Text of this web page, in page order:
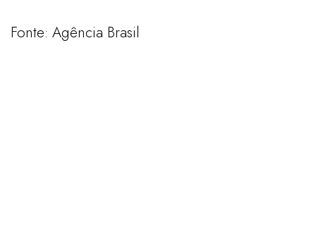
Fonte: Agência Brasil